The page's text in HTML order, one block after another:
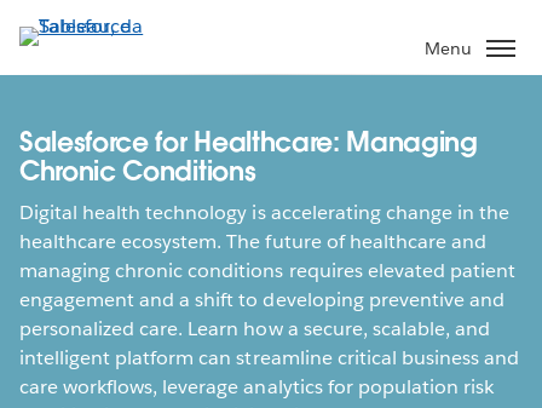
Passa
contenuto
Menu
Salesforce for Healthcare: Managing
Chronic Conditions
Digital health technology is accelerating change in the
healthcare ecosystem. The future of healthcare and
managing chronic conditions requires elevated patient
engagement and a shift to developing preventive and
personalized care. Learn how a secure, scalable, and
intelligent platform can streamline critical business and
care workflows, leverage analytics for population risk